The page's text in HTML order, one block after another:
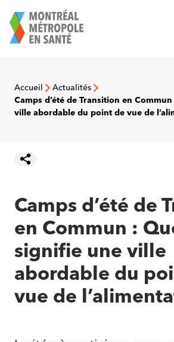
au
contenu
Accueil
Actualités
Camps d’été de Transition en
ville abordable du point de vue de
Camps d’été de
en Commun :
signifie une ville
abordable du
vue de